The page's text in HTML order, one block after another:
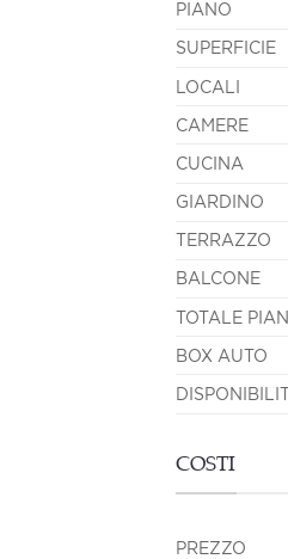
PIANO
SUPERFICIE
LOCALI
CAMERE
CUCINA
GIARDINO
TERRAZZO
BALCONE
TOTALE
BOX AUTO
COSTI
PREZZO